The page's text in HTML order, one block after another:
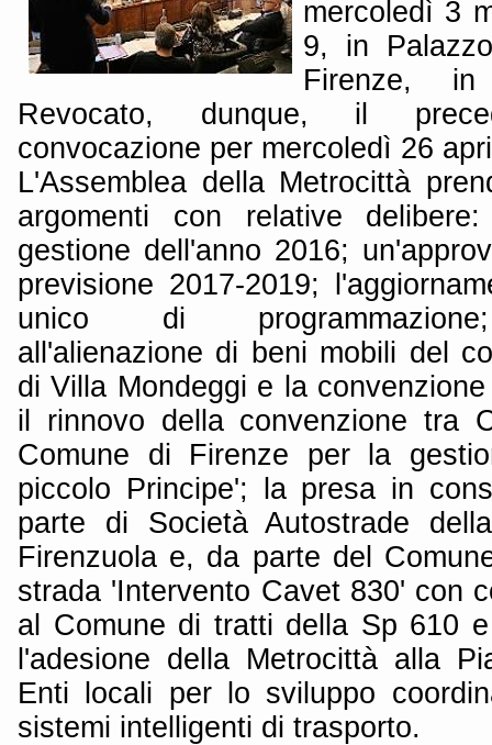
mercoledì 3
9, in
Firenze,
Revocato, dunque, il
convocazione per mercoledì 26
L'Assemblea della Metrocittà
argomenti con relative
gestione dell'anno 2016;
previsione 2017-2019;
unico di
all'alienazione di beni mobili del
di Villa Mondeggi e la
il rinnovo della convenzione tra
Comune di Firenze per la
piccolo Principe'; la presa in
parte di Società Autostrade
Firenzuola e, da parte del
strada 'Intervento Cavet 830' con
al Comune di tratti della Sp 610
l'adesione della Metrocittà alla
Enti locali per lo sviluppo
sistemi intelligenti di trasporto.